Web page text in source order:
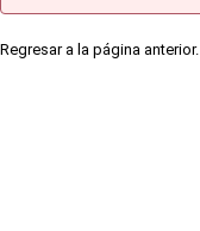
Regresar a la página anterior.